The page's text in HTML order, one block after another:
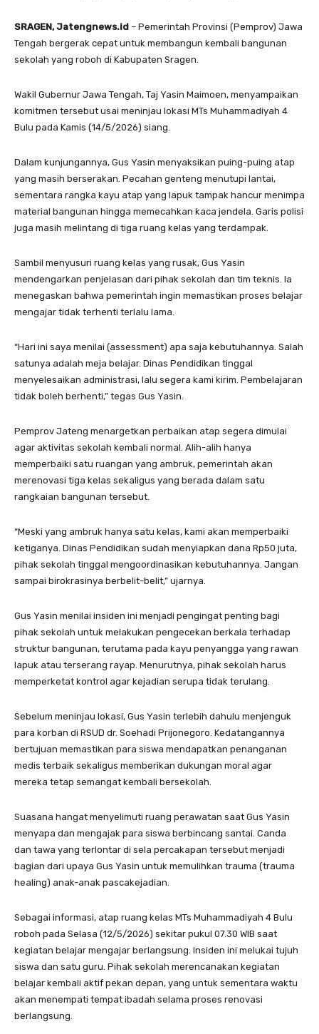
SRAGEN, Jatengnews.id – Pemerintah Provinsi (Pemprov) Jawa
Tengah bergerak cepat untuk membangun kembali bangunan
sekolah yang roboh di Kabupaten Sragen.
Wakil Gubernur Jawa Tengah, Taj Yasin Maimoen, menyampaikan
komitmen tersebut usai meninjau lokasi MTs Muhammadiyah 4
Bulu pada Kamis (14/5/2026) siang.
Dalam kunjungannya, Gus Yasin menyaksikan puing-puing atap
yang masih berserakan. Pecahan genteng menutupi lantai,
sementara rangka kayu atap yang lapuk tampak hancur menimpa
material bangunan hingga memecahkan kaca jendela. Garis polisi
juga masih melintang di tiga ruang kelas yang terdampak.
Sambil menyusuri ruang kelas yang rusak, Gus Yasin
mendengarkan penjelasan dari pihak sekolah dan tim teknis. Ia
menegaskan bahwa pemerintah ingin memastikan proses belajar
mengajar tidak terhenti terlalu lama.
“Hari ini saya menilai (assessment) apa saja kebutuhannya. Salah
satunya adalah meja belajar. Dinas Pendidikan tinggal
menyelesaikan administrasi, lalu segera kami kirim. Pembelajaran
tidak boleh berhenti,” tegas Gus Yasin.
Pemprov Jateng menargetkan perbaikan atap segera dimulai
agar aktivitas sekolah kembali normal. Alih-alih hanya
memperbaiki satu ruangan yang ambruk, pemerintah akan
merenovasi tiga kelas sekaligus yang berada dalam satu
rangkaian bangunan tersebut.
“Meski yang ambruk hanya satu kelas, kami akan memperbaiki
ketiganya. Dinas Pendidikan sudah menyiapkan dana Rp50 juta,
pihak sekolah tinggal mengoordinasikan kebutuhannya. Jangan
sampai birokrasinya berbelit-belit,” ujarnya.
Gus Yasin menilai insiden ini menjadi pengingat penting bagi
pihak sekolah untuk melakukan pengecekan berkala terhadap
struktur bangunan, terutama pada kayu penyangga yang rawan
lapuk atau terserang rayap. Menurutnya, pihak sekolah harus
memperketat kontrol agar kejadian serupa tidak terulang.
Sebelum meninjau lokasi, Gus Yasin terlebih dahulu menjenguk
para korban di RSUD dr. Soehadi Prijonegoro. Kedatangannya
bertujuan memastikan para siswa mendapatkan penanganan
medis terbaik sekaligus memberikan dukungan moral agar
mereka tetap semangat kembali bersekolah.
Suasana hangat menyelimuti ruang perawatan saat Gus Yasin
menyapa dan mengajak para siswa berbincang santai. Canda
dan tawa yang terlontar di sela percakapan tersebut menjadi
bagian dari upaya Gus Yasin untuk memulihkan trauma (trauma
healing) anak-anak pascakejadian.
Sebagai informasi, atap ruang kelas MTs Muhammadiyah 4 Bulu
roboh pada Selasa (12/5/2026) sekitar pukul 07.30 WIB saat
kegiatan belajar mengajar berlangsung. Insiden ini melukai tujuh
siswa dan satu guru. Pihak sekolah merencanakan kegiatan
belajar kembali aktif pekan depan, yang untuk sementara waktu
akan menempati tempat ibadah selama proses renovasi
berlangsung.